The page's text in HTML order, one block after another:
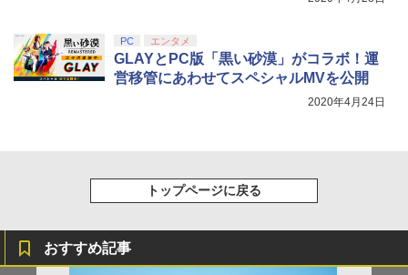
PC エンタメ
GLAYとPC版「黒い砂漠」がコラボ！運
営移管にあわせてスペシャルMVを公開
2020年4月24日
トップページに戻る
おすすめ記事